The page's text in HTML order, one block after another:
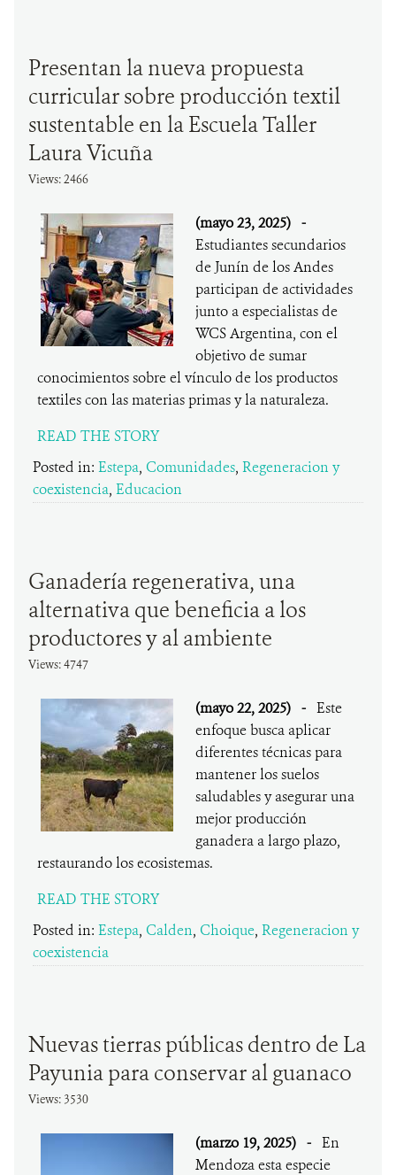
Presentan la nueva propuesta
curricular sobre producción textil
sustentable en la Escuela Taller
Laura Vicuña
Views: 2466
(mayo 23, 2025) -
Estudiantes secundarios
de Junín de los Andes
participan de actividades
junto a especialistas de
WCS Argentina, con el
objetivo de sumar
conocimientos sobre el vínculo de los productos
textiles con las materias primas y la naturaleza.
READ THE STORY
Posted in: Estepa, Comunidades, Regeneracion y
coexistencia, Educacion
Ganadería regenerativa, una
alternativa que beneficia a los
productores y al ambiente
Views: 4747
(mayo 22, 2025) - Este
enfoque busca aplicar
diferentes técnicas para
mantener los suelos
saludables y asegurar una
mejor producción
ganadera a largo plazo,
restaurando los ecosistemas.
READ THE STORY
Posted in: Estepa, Calden, Choique, Regeneracion y
coexistencia
Nuevas tierras públicas dentro de La
Payunia para conservar al guanaco
Views: 3530
(marzo 19, 2025) - En
Mendoza esta especie